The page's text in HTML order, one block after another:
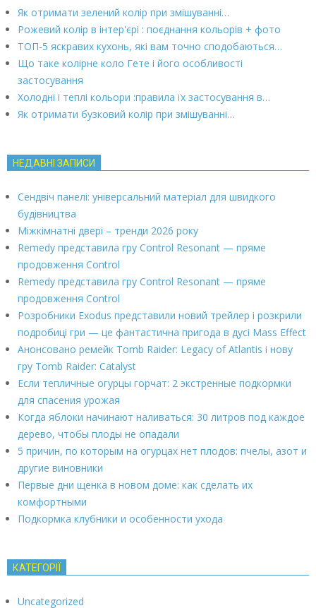
Як отримати зелений колір при змішуванні…
Рожевий колір в інтер'єрі : поєднання кольорів + фото
ТОП-5 яскравих кухонь, які вам точно сподобаються…
Що таке колірне коло Гете і його особливості
застосування
Холодні і теплі кольори :правила їх застосування в…
Як отримати бузковий колір при змішуванні…
НЕДАВНІ ЗАПИСИ
Сендвіч панелі: універсальний матеріал для швидкого
будівництва
Міжкімнатні двері – тренди 2026 року
Remedy представила гру Control Resonant — пряме
продовження Control
Remedy представила гру Control Resonant — пряме
продовження Control
Розробники Exodus представили новий трейлер і розкрили
подробиці гри — це фантастична пригода в дусі Mass Effect
Анонсовано ремейк Tomb Raider: Legacy of Atlantis і нову
гру Tomb Raider: Catalyst
Если тепличные огурцы горчат: 2 экстренные подкормки
для спасения урожая
Когда яблоки начинают наливаться: 30 литров под каждое
дерево, чтобы плоды не опадали
5 причин, по которым на огурцах нет плодов: пчелы, азот и
другие виновники
Первые дни щенка в новом доме: как сделать их
комфортными
Подкормка клубники и особенности ухода
КАТЕГОРІЇ
Uncategorized